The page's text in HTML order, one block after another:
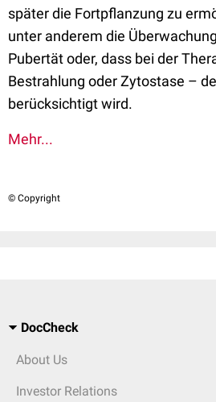
später die Fortpflanzung zu
unter anderem die
Pubertät oder, dass bei der
Bestrahlung oder Zytostase –
berücksichtigt wird.
Mehr...
© Copyright
DocCheck
About Us
Investor Relations